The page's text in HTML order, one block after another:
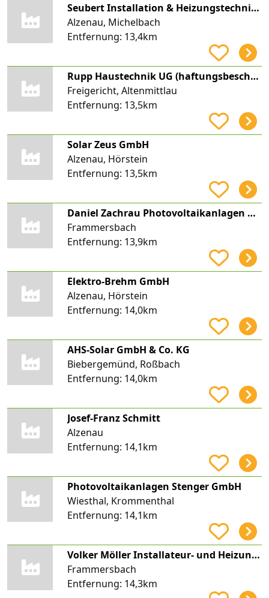
Seubert Installation & Heizungstechnik GmbH
Alzenau, Michelbach
Entfernung: 13,4km
Rupp Haustechnik UG (haftungsbeschränkt)
Freigericht, Altenmittlau
Entfernung: 13,5km
Solar Zeus GmbH
Alzenau, Hörstein
Entfernung: 13,5km
Daniel Zachrau Photovoltaikanlagen UG (haftungsbeschränkt)
Frammersbach
Entfernung: 13,9km
Elektro-Brehm GmbH
Alzenau, Hörstein
Entfernung: 14,0km
AHS-Solar GmbH & Co. KG
Biebergemünd, Roßbach
Entfernung: 14,0km
Josef-Franz Schmitt
Alzenau
Entfernung: 14,1km
Photovoltaikanlagen Stenger GmbH
Wiesthal, Krommenthal
Entfernung: 14,1km
Volker Möller Installateur- und Heizungsbauermeister
Frammersbach
Entfernung: 14,3km